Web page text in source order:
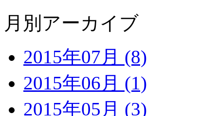
月別アーカイブ
2015年07月 (8)
2015年06月 (1)
2015年05月 (3)